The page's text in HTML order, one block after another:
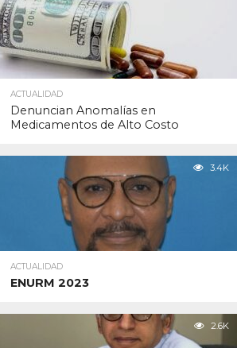
ACTUALIDAD
Denuncian Anomalías en
Medicamentos de Alto Costo
3.4K
ACTUALIDAD
ENURM 2023
2.6K